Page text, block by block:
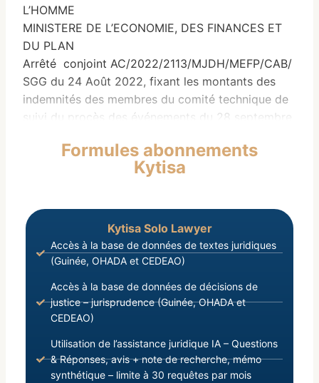
L’HOMME
MINISTERE DE L’ECONOMIE, DES FINANCES ET
DU PLAN
Arrêté conjoint AC/2022/2113/MJDH/MEFP/CAB/
SGG du 24 Août 2022, fixant les montants des
indemnités des membres du comité technique de
suivi du procès des événements du 28 septembre
LES MINISTRES,
Vu la Charte de la Transition;
Formules abonnements
Kytisa
Kytisa Solo Lawyer
Accès à la base de données de textes juridiques
(Guinée, OHADA et CEDEAO)
Accès à la base de données de décisions de
justice – jurisprudence (Guinée, OHADA et
CEDEAO)
Utilisation de l’assistance juridique IA – Questions
& Réponses, avis + note de recherche, mémo
synthétique – limite à 30 requêtes par mois